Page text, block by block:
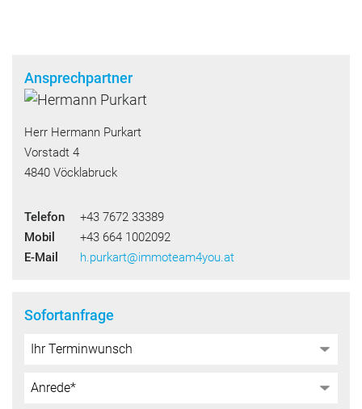
Ansprechpartner
Herr Hermann Purkart
Vorstadt 4
4840 Vöcklabruck
Telefon
+43 7672 33389
Mobil
+43 664 1002092
E-Mail
h.purkart@immoteam4you.at
Sofortanfrage